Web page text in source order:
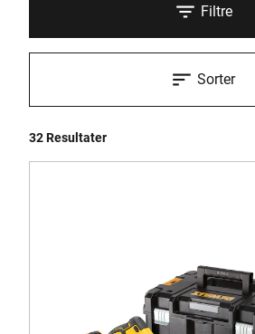
Filtre
32 Resultater
Sorter